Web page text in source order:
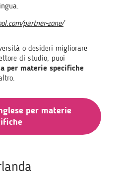
partner-zone/
o desideri migliorare
di studio, puoi
per materie specifiche
per materie